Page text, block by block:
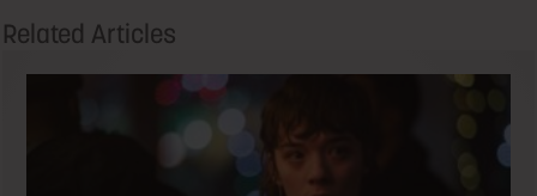
Related Articles